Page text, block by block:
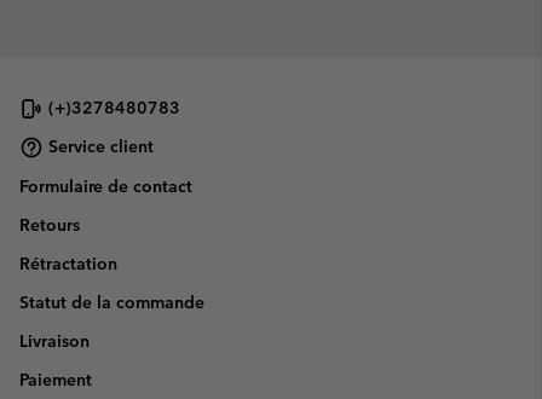
(+)3278480783
Service client
Formulaire de contact
Retours
Rétractation
Statut de la commande
Livraison
Paiement